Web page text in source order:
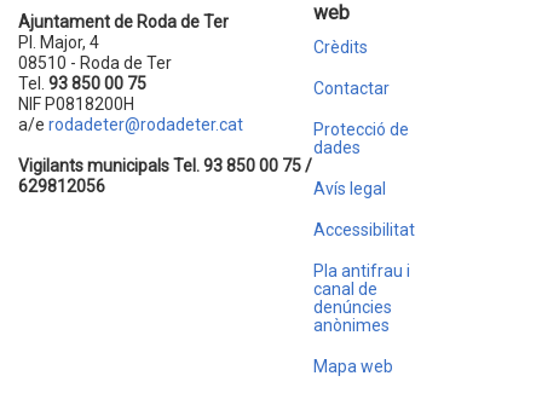
Ajuntament de Roda de Ter
Pl. Major, 4
08510 - Roda de Ter
Tel. 93 850 00 75
NIF P0818200H
a/e rodadeter@rodadeter.cat
Vigilants municipals Tel. 93 850 00 75 /
629812056
web
Crèdits
Contactar
Protecció de
dades
Avís legal
Accessibilitat
Pla antifrau i
canal de
denúncies
anònimes
Mapa web